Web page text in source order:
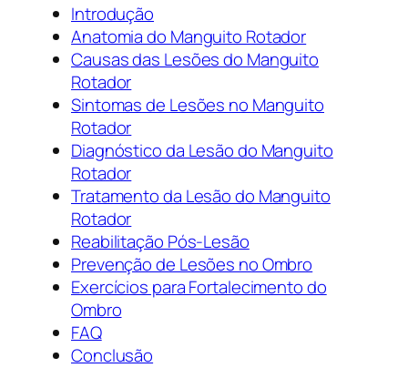
Introdução
Anatomia do Manguito Rotador
Causas das Lesões do Manguito
Rotador
Sintomas de Lesões no Manguito
Rotador
Diagnóstico da Lesão do Manguito
Rotador
Tratamento da Lesão do Manguito
Rotador
Reabilitação Pós-Lesão
Prevenção de Lesões no Ombro
Exercícios para Fortalecimento do
Ombro
FAQ
Conclusão